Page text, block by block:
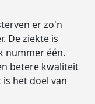
er zo'n
De ziekte is
nummer één.
betere kwaliteit
het doel van